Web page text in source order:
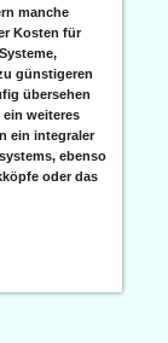
manche
Kosten für
günstigeren
übersehen
weiteres
ein integraler
ebenso
oder das